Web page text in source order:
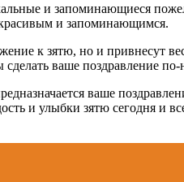
и запоминающиеся
и запоминающимся.
к зятю, но и привнесут
ваше поздравление
ваше
и улыбки зятю сегодня и